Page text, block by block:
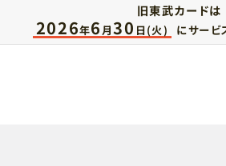
旧東武カードは
2026年6 月30 日(火) にサービ